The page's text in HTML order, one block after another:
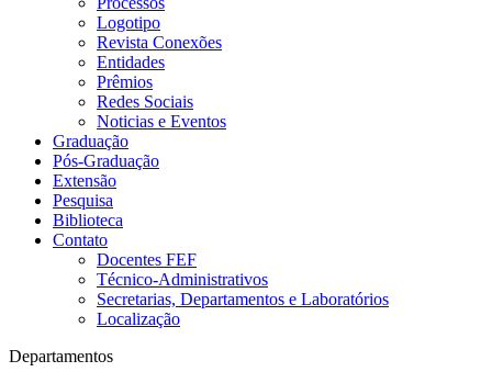
Logotipo
Revista Conexões
Entidades
Prêmios
Redes Sociais
Noticias e Eventos
Graduação
Pós-Graduação
Extensão
Pesquisa
Biblioteca
Contato
Docentes FEF
Técnico-Administrativos
Secretarias, Departamentos e Laboratórios
Localização
Departamentos